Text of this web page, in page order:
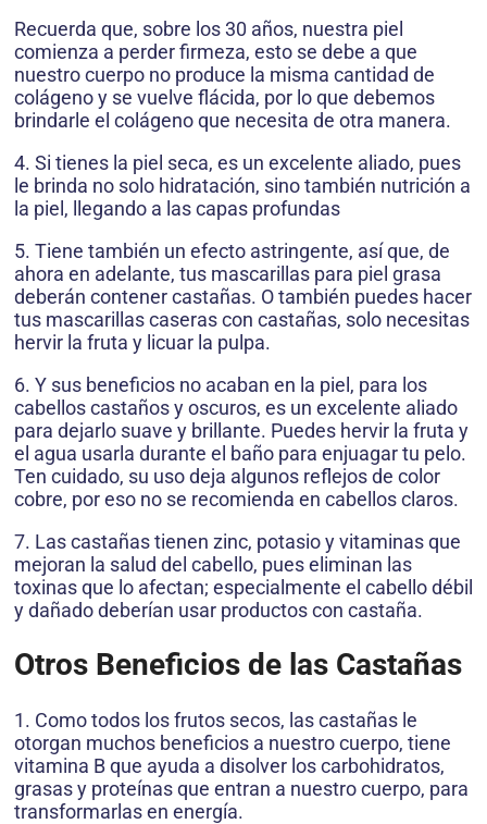
Recuerda que, sobre los 30 años, nuestra piel
comienza a perder firmeza, esto se debe a que
nuestro cuerpo no produce la misma cantidad de
colágeno y se vuelve flácida, por lo que debemos
brindarle el colágeno que necesita de otra manera.
4. Si tienes la piel seca, es un excelente aliado, pues
le brinda no solo hidratación, sino también nutrición a
la piel, llegando a las capas profundas
5. Tiene también un efecto astringente, así que, de
ahora en adelante, tus mascarillas para piel grasa
deberán contener castañas. O también puedes hacer
tus mascarillas caseras con castañas, solo necesitas
hervir la fruta y licuar la pulpa.
6. Y sus beneficios no acaban en la piel, para los
cabellos castaños y oscuros, es un excelente aliado
para dejarlo suave y brillante. Puedes hervir la fruta y
el agua usarla durante el baño para enjuagar tu pelo.
Ten cuidado, su uso deja algunos reflejos de color
cobre, por eso no se recomienda en cabellos claros.
7. Las castañas tienen zinc, potasio y vitaminas que
mejoran la salud del cabello, pues eliminan las
toxinas que lo afectan; especialmente el cabello débil
y dañado deberían usar productos con castaña.
Otros Beneficios de las Castañas
1. Como todos los frutos secos, las castañas le
otorgan muchos beneficios a nuestro cuerpo, tiene
vitamina B que ayuda a disolver los carbohidratos,
grasas y proteínas que entran a nuestro cuerpo, para
transformarlas en energía.